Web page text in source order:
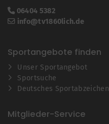
06404 5382
info@tv1860lich.de
Sportangebote finden
Unser Sportangebot
Sportsuche
Deutsches Sportabzeichen
Mitglieder-Service